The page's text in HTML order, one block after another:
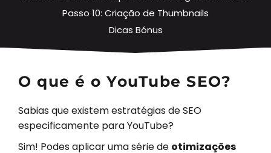
Passo 10: Criação de Thumbnails
Dicas Bónus
O que é o YouTube SEO?
Sabias que existem estratégias de SEO
especificamente para YouTube?
Sim! Podes aplicar uma série de otimizações